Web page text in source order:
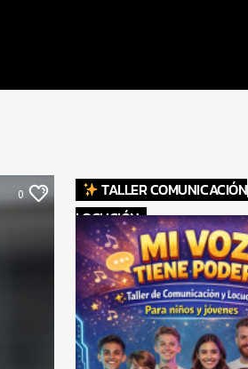
0
TALLER COMUNICACIÓN
LOCUCIÓN